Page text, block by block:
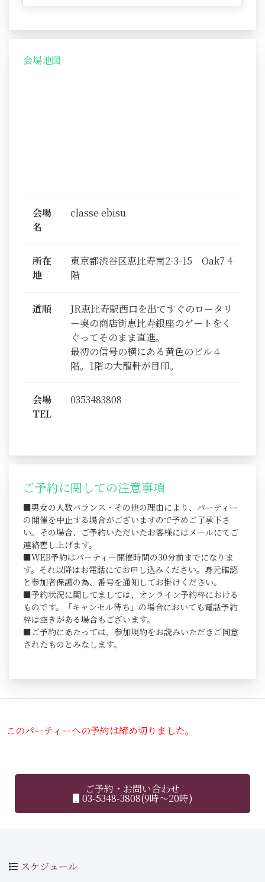
会場地図
会場
名
classe ebisu
所在
地
東京都渋谷区恵比寿南2-3-15 Oak7 4
階
道順
JR恵比寿駅西口を出てすぐのロータリ
ー奥の商店街恵比寿銀座のゲートをく
ぐってそのまま直進。
最初の信号の横にある黄色のビル４
階。1階の大龍軒が目印。
会場
TEL
0353483808
ご予約に関しての注意事項
■男女の人数バランス・その他の理由により、パーティー
の開催を中止する場合がございますので予めご了承下さ
い。その場合、ご予約いただいたお客様にはメールにてご
連絡差し上げます。
■WEB予約はパーティー開催時間の30分前までになりま
す。それ以降はお電話にてお申し込みください。身元確認
と参加者保護の為、番号を通知してお掛けください。
■予約状況に関してましては、オンライン予約枠における
ものです。「キャンセル待ち」の場合においても電話予約
枠は空きがある場合もございます。
■ご予約にあたっては、参加規約をお読みいただきご同意
されたものとみなします。
このパーティーへの予約は締め切りました。
ご予約・お問い合わせ
03-5348-3808(9時～20時)
スケジュール